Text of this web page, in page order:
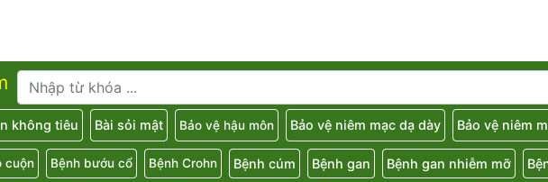
không tiêu Bài sỏi mật Bảo vệ hậu môn Bảo vệ niêm mạc dạ dày Bảo vệ niêm
cuộn Bệnh bướu cổ Bệnh Crohn Bệnh cúm Bệnh gan Bệnh gan nhiễm mỡ